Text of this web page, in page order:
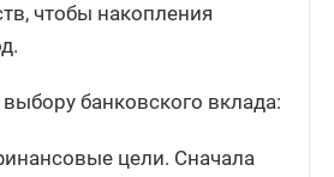
чтобы накопления
банковского вклада:
цели. Сначала